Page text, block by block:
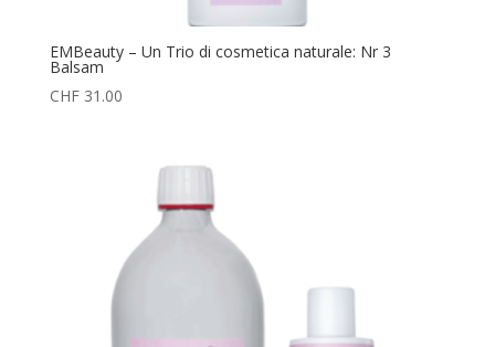
EMBeauty – Un Trio di cosmetica naturale: Nr 3
Balsam
CHF31.00